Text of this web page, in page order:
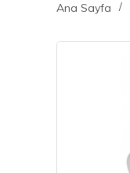
Ana Sayfa